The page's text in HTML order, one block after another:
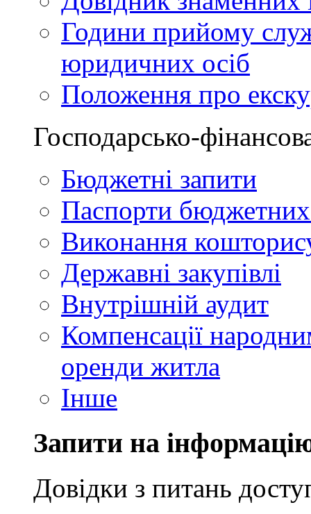
Години прийому
юридичних осіб
Положення про
Господарсько-
Бюджетні запити
Паспорти
Виконання
Державні закупівлі
Внутрішній аудит
Компенсації
оренди житла
Інше
Запити на
Довідки з питань